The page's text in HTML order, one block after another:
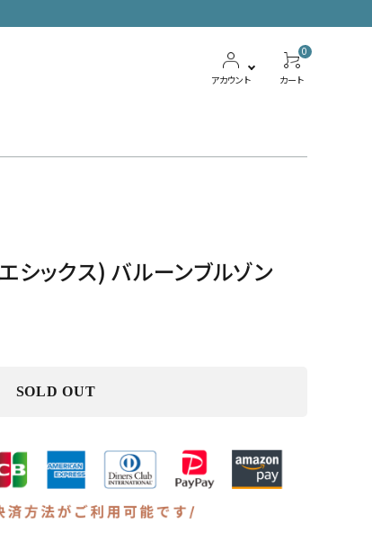
アカウント
0
カート
シックス) バルーンブルゾン
SOLD OUT